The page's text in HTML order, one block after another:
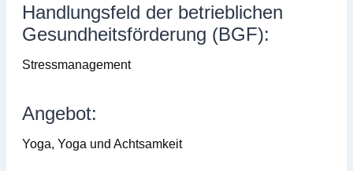
Handlungsfeld der betrieblichen
Gesundheitsförderung (BGF):
Stressmanagement
Angebot:
Yoga, Yoga und Achtsamkeit